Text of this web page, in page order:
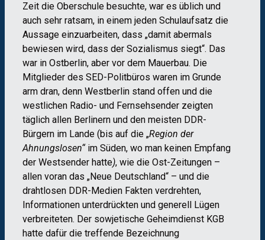
Zeit die Oberschule besuchte, war es üblich und
auch sehr ratsam, in einem jeden Schulaufsatz die
Aussage einzuarbeiten, dass „damit abermals
bewiesen wird, dass der Sozialismus siegt“. Das
war in Ostberlin, aber vor dem Mauerbau. Die
Mitglieder des SED-Politbüros waren im Grunde
arm dran, denn Westberlin stand offen und die
westlichen Radio- und Fernsehsender zeigten
täglich allen Berlinern und den meisten DDR-
Bürgern im Lande (bis auf die „Region der
Ahnungslosen“ im Süden, wo man keinen Empfang
der Westsender hatte), wie die Ost-Zeitungen –
allen voran das „Neue Deutschland“ – und die
drahtlosen DDR-Medien Fakten verdrehten,
Informationen unterdrückten und generell Lügen
verbreiteten. Der sowjetische Geheimdienst KGB
hatte dafür die treffende Bezeichnung